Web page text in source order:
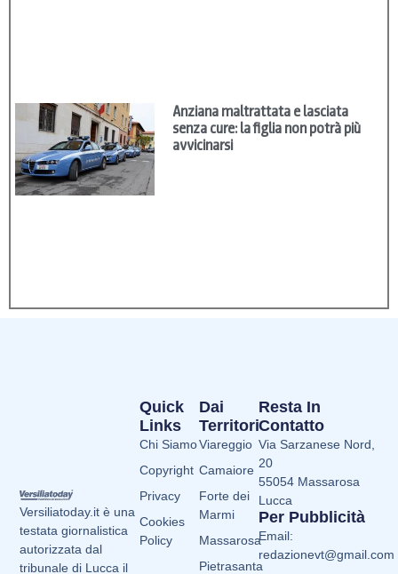
Anziana maltrattata e lasciata
senza cure: la figlia non potrà più
avvicinarsi
Versiliatoday.it è una
testata giornalistica
autorizzata dal
tribunale di Lucca il
Dai
Territori
Viareggio
Camaiore
Forte dei
Marmi
Massarosa
Pietrasanta
Quick
Links
Chi Siamo
Copyright
Privacy
Cookies
Policy
Resta In
Contatto
Via Sarzanese Nord,
20
55054 Massarosa
Lucca
Per Pubblicità
Email:
redazionevt@gmail.com